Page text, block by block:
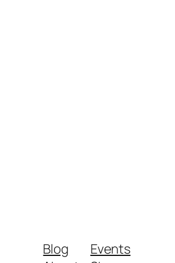
Blog
Events